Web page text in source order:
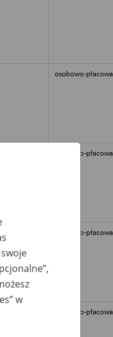
osobowo-płacowa
osobowo-płacowa
osobowo-płacowa
osobowo-płacowa
w